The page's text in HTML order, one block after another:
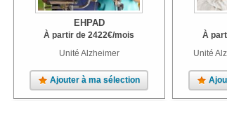
EHPAD
À partir de 2422€/mois
Unité Alzheimer
Ajouter à ma sélection
À
Unité